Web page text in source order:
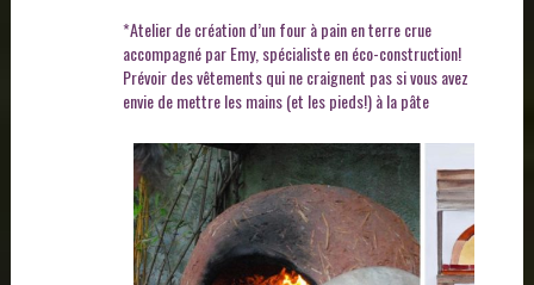
*Atelier de création d’un four à pain en terre crue
accompagné par Emy, spécialiste en éco-construction!
Prévoir des vêtements qui ne craignent pas si vous avez
envie de mettre les mains (et les pieds!) à la pâte